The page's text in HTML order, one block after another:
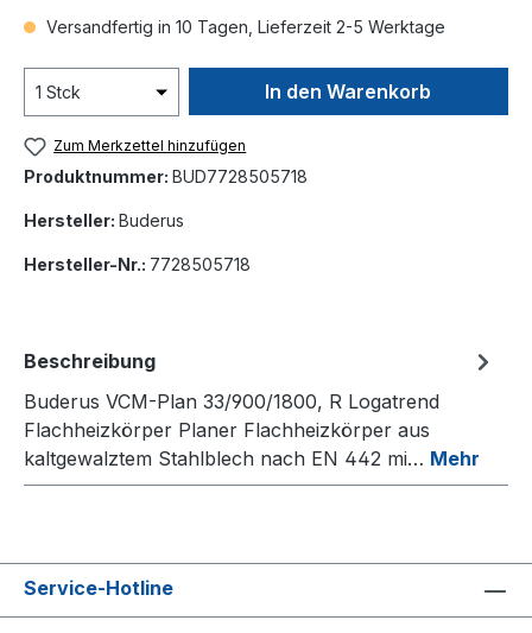
Versandfertig in 10 Tagen, Lieferzeit 2-5 Werktage
In den Warenkorb
Zum Merkzettel hinzufügen
Produktnummer: BUD7728505718
Hersteller: Buderus
Hersteller-Nr.: 7728505718
Beschreibung
Buderus VCM-Plan 33/900/1800, R Logatrend
Flachheizkörper Planer Flachheizkörper aus
kaltgewalztem Stahlblech nach EN 442 mi… Mehr
Service-Hotline